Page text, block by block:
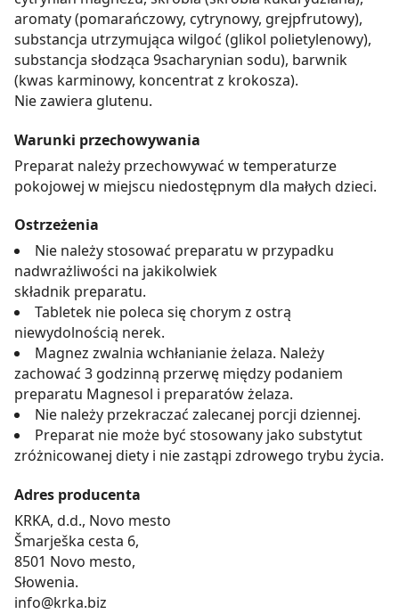
aromaty (pomarańczowy, cytrynowy, grejpfrutowy),
substancja utrzymująca wilgoć (glikol polietylenowy),
substancja słodząca 9sacharynian sodu), barwnik
(kwas karminowy, koncentrat z krokosza).
Nie zawiera glutenu.
Warunki przechowywania
Preparat należy przechowywać w temperaturze
pokojowej w miejscu niedostępnym dla małych dzieci.
Ostrzeżenia
Nie należy stosować preparatu w przypadku
nadwrażliwości na jakikolwiek
składnik preparatu.
Tabletek nie poleca się chorym z ostrą
niewydolnością nerek.
Magnez zwalnia wchłanianie żelaza. Należy
zachować 3 godzinną przerwę między podaniem
preparatu Magnesol i preparatów żelaza.
Nie należy przekraczać zalecanej porcji dziennej.
Preparat nie może być stosowany jako substytut
zróżnicowanej diety i nie zastąpi zdrowego trybu życia.
Adres producenta
KRKA, d.d., Novo mesto
Šmarješka cesta 6,
8501 Novo mesto,
Słowenia.
info@krka.biz